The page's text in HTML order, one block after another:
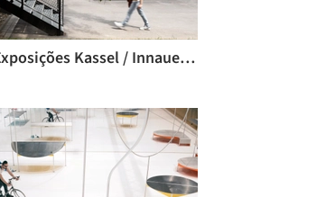
Pavilhão de Exposições Kassel / Innauer-Matt Architekten